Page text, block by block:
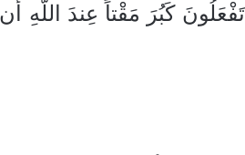
كَبُرَ مَقْتاً عِندَ اللَّهِ